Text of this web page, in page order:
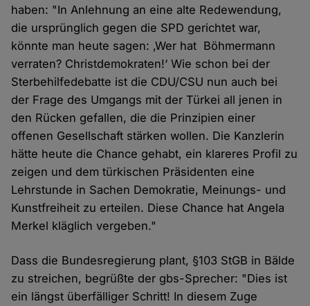
haben: "In Anlehnung an eine alte Redewendung,
die ursprünglich gegen die SPD gerichtet war,
könnte man heute sagen: ‚Wer hat Böhmermann
verraten? Christdemokraten!‘ Wie schon bei der
Sterbehilfedebatte ist die CDU/CSU nun auch bei
der Frage des Umgangs mit der Türkei all jenen in
den Rücken gefallen, die die Prinzipien einer
offenen Gesellschaft stärken wollen. Die Kanzlerin
hätte heute die Chance gehabt, ein klareres Profil zu
zeigen und dem türkischen Präsidenten eine
Lehrstunde in Sachen Demokratie, Meinungs- und
Kunstfreiheit zu erteilen. Diese Chance hat Angela
Merkel kläglich vergeben."
Dass die Bundesregierung plant, §103 StGB in Bälde
zu streichen, begrüßte der gbs-Sprecher: "Dies ist
ein längst überfälliger Schritt! In diesem Zuge